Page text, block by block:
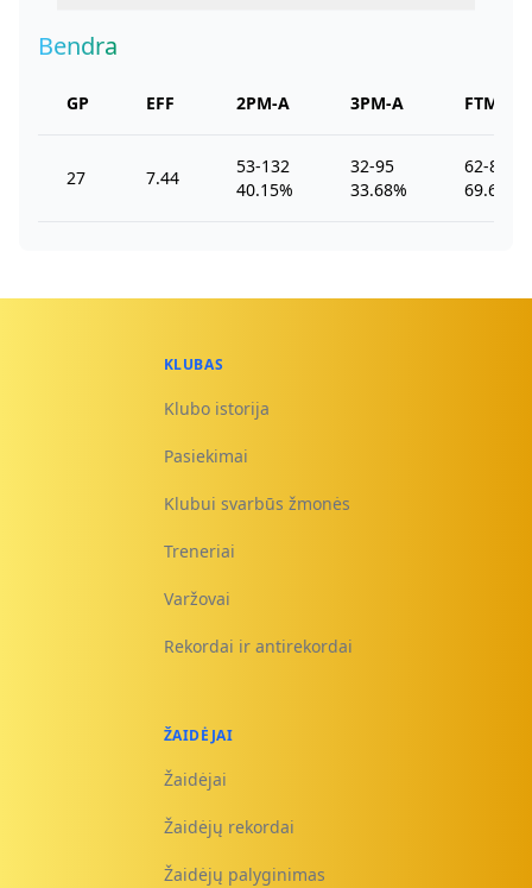
Bendra
GP EFF 2PM-A 3PM-A FTM-A
27 7.44
53-132
40.15%
32-95
33.68%
62-89
69.66%
KLUBAS
Klubo istorija
Pasiekimai
Klubui svarbūs žmonės
Treneriai
Varžovai
Rekordai ir antirekordai
ŽAIDĖJAI
Žaidėjai
Žaidėjų rekordai
Žaidėjų palyginimas